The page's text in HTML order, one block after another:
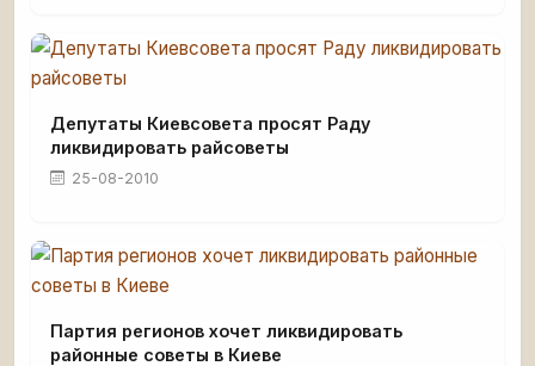
Депутаты Киевсовета просят Раду
ликвидировать райсоветы
25-08-2010
Партия регионов хочет ликвидировать
районные советы в Киеве